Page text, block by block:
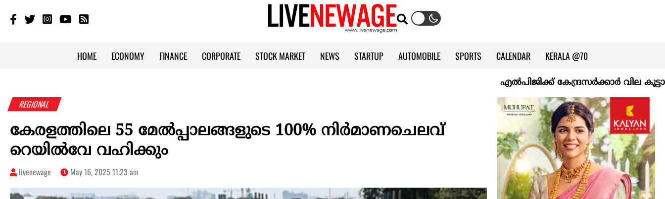
HOME ECONOMY FINANCE CORPORATE STOCK MARKET NEWS STARTUP AUTOMOBILE SPORTS CALENDAR KERALA @70
എല്‍പിജിക്ക് കേന്ദ്രസർക്കാർ വില
REGIONAL
കേരളത്തിലെ 55 മേല്‍പ്പാലങ്ങളുടെ 100% നിര്‍മാണചെലവ്
റെയിൽവേ വഹിക്കും
livenewage May 16, 2025 11:23 am